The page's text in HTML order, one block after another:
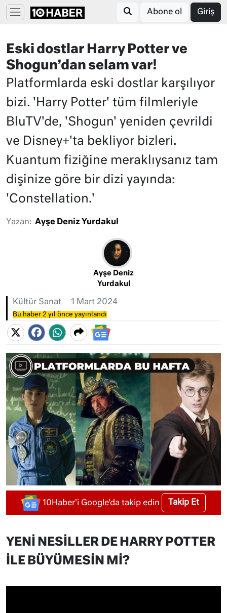
Abone ol Giriş
Eski dostlar Harry Potter ve
Shogun’dan selam var!
Platformlarda eski dostlar karşılıyor
bizi. 'Harry Potter' tüm filmleriyle
BluTV'de, 'Shogun' yeniden çevrildi
ve Disney+'ta bekliyor bizleri.
Kuantum fiziğine meraklıysanız tam
dişinize göre bir dizi yayında:
'Constellation.'
Yazan: Ayşe Deniz Yurdakul
Ayşe Deniz
Yurdakul
Kültür Sanat 1 Mart 2024
Bu haber 2 yıl önce yayınlandı
10Haber'i Google'da takip edin Takip Et
YENİ NESİLLER DE HARRY POTTER
İLE BÜYÜMESİN Mİ?